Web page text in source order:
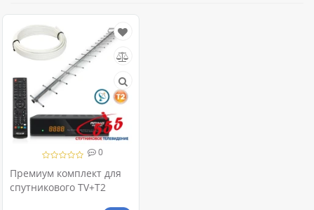
0
Премиум комплект для
спутникового TV+T2